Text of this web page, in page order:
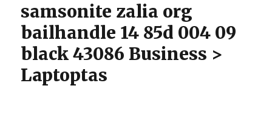
samsonite zalia org
bailhandle 14 85d 004 09
black 43086 Business >
Laptoptas